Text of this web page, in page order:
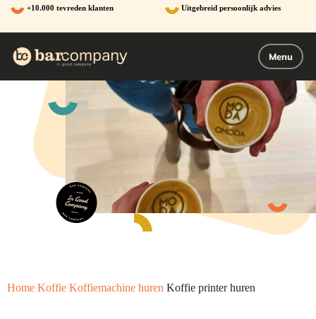
Ga
naar
de
Menu
+10.000 tevreden klanten Uitgebreid persoonlijk advies
Home Koffie Koffiemachine huren Koffie printer huren